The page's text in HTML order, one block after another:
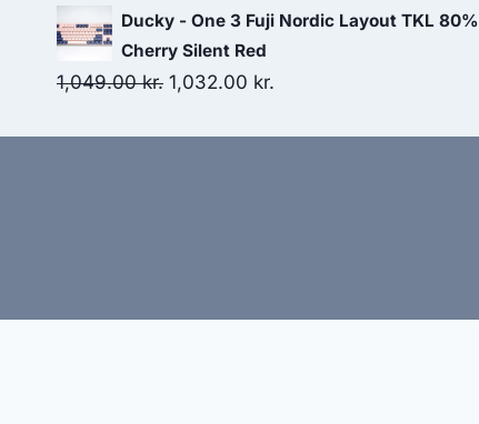
price
was:
299.00 kr..
price
Ducky - One 3 Fuji Nordic Layout TKL 80%
Cherry Silent Red
1,049.00kr. Original
1,032.00 kr.